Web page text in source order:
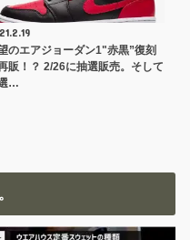
のエアジョーダン1"赤黒”復刻
販！？ 2/26に抽選販売。そして
…